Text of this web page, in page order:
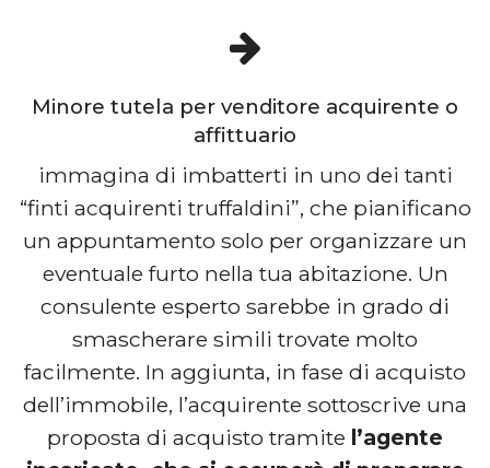
Minore tutela per venditore acquirente o
affittuario
immagina di imbatterti in uno dei tanti
“finti acquirenti truffaldini”, che pianificano
un appuntamento solo per organizzare un
eventuale furto nella tua abitazione. Un
consulente esperto sarebbe in grado di
smascherare simili trovate molto
facilmente. In aggiunta, in fase di acquisto
dell’immobile, l’acquirente sottoscrive una
proposta di acquisto tramite l’agente